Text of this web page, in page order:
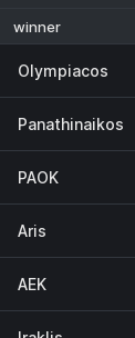
winner
Olympiacos
Panathinaikos
PAOK
Aris
AEK